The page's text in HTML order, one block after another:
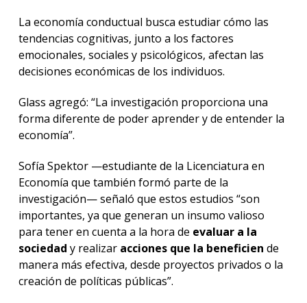
La economía conductual busca estudiar cómo las
tendencias cognitivas, junto a los factores
emocionales, sociales y psicológicos, afectan las
decisiones económicas de los individuos.
Glass agregó: “La investigación proporciona una
forma diferente de poder aprender y de entender la
economía”.
Sofía Spektor —estudiante de la Licenciatura en
Economía que también formó parte de la
investigación— señaló que estos estudios “son
importantes, ya que generan un insumo valioso
para tener en cuenta a la hora de evaluar a la
sociedad y realizar acciones que la beneficien de
manera más efectiva, desde proyectos privados o la
creación de políticas públicas”.